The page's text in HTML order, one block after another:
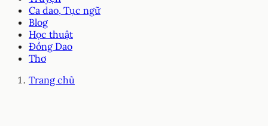
Ca dao, Tục ngữ
Blog
Học thuật
Đồng Dao
Thơ
Trang chủ